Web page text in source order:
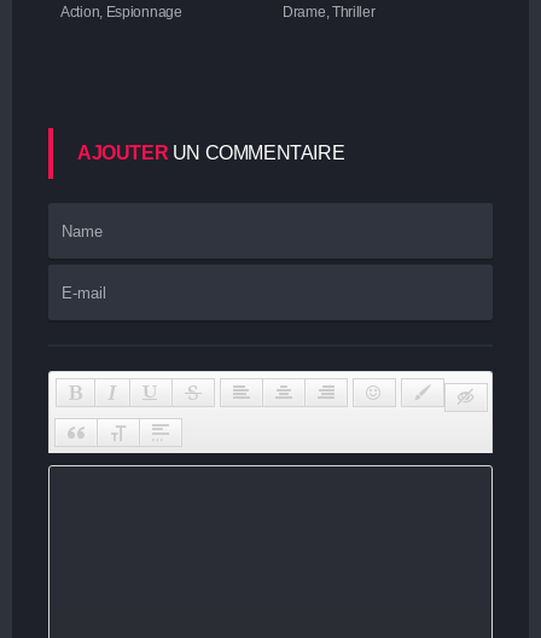
Action, Espionnage Drame, Thriller
AJOUTER UN COMMENTAIRE